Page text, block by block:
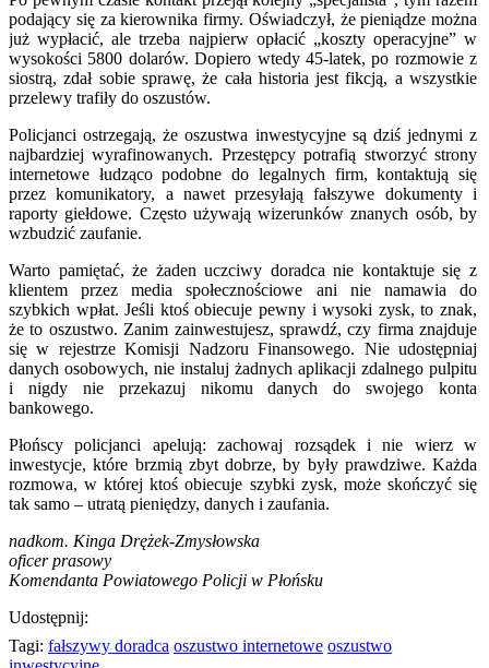
podający się za kierownika firmy. Oświadczył, że pieniądze można
już wypłacić, ale trzeba najpierw opłacić „koszty operacyjne” w
wysokości 5800 dolarów. Dopiero wtedy 45-latek, po rozmowie z
siostrą, zdał sobie sprawę, że cała historia jest fikcją, a wszystkie
przelewy trafiły do oszustów.
Policjanci ostrzegają, że oszustwa inwestycyjne są dziś jednymi z
najbardziej wyrafinowanych. Przestępcy potrafią stworzyć strony
internetowe łudząco podobne do legalnych firm, kontaktują się
przez komunikatory, a nawet przesyłają fałszywe dokumenty i
raporty giełdowe. Często używają wizerunków znanych osób, by
wzbudzić zaufanie.
Warto pamiętać, że żaden uczciwy doradca nie kontaktuje się z
klientem przez media społecznościowe ani nie namawia do
szybkich wpłat. Jeśli ktoś obiecuje pewny i wysoki zysk, to znak,
że to oszustwo. Zanim zainwestujesz, sprawdź, czy firma znajduje
się w rejestrze Komisji Nadzoru Finansowego. Nie udostępniaj
danych osobowych, nie instaluj żadnych aplikacji zdalnego pulpitu
i nigdy nie przekazuj nikomu danych do swojego konta
bankowego.
Płońscy policjanci apelują: zachowaj rozsądek i nie wierz w
inwestycje, które brzmią zbyt dobrze, by były prawdziwe. Każda
rozmowa, w której ktoś obiecuje szybki zysk, może skończyć się
tak samo – utratą pieniędzy, danych i zaufania.
nadkom. Kinga Drężek-Zmysłowska
oficer prasowy
Komendanta Powiatowego Policji w Płońsku
Udostępnij:
Tagi: fałszywy doradca oszustwo internetowe oszustwo